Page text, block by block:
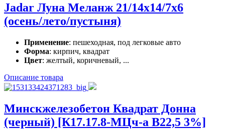
Jadar Луна Меланж 21/14x14/7x6
(осень/лето/пустыня)
Применение: пешеходная, под легковые авто
Форма: кирпич, квадрат
Цвет: желтый, коричневый, ...
Описание товара
Минскжелезобетон Квадрат Донна
(черный) [К17.17.8-МЦч-а В22,5 3%]